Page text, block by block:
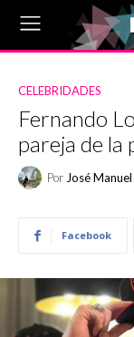
CELEBRIDADES
Fernando
pareja de la
Por José
Facebook